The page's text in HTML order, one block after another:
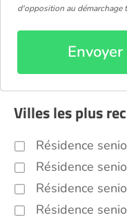
d'opposition au démarchage
Villes les plus
Résidence
Résidence
Résidence
Résidence